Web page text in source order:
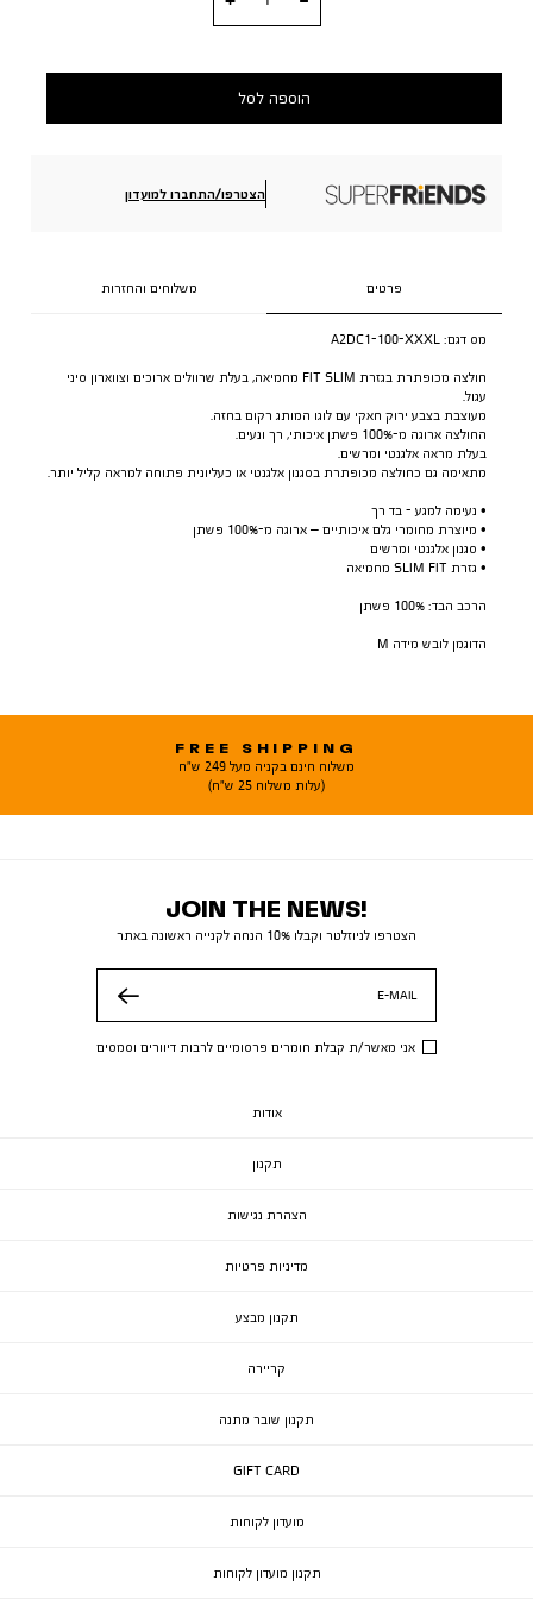
הוספה לסל
הצטרפו/התחברו למועדון
פרטים משלוחים והחזרות
מס דגם: A2DC1-100-XXXL
חולצה מכופתרת בגזרת FIT SLIM מחמיאה, בעלת שרוולים ארוכים וצווארון סיני
עגול.
מעוצבת בצבע ירוק חאקי עם לוגו המותג רקום בחזה.
החולצה ארוגה מ-100% פשתן איכותי, רך ונעים.
בעלת מראה אלגנטי ומרשים.
מתאימה גם כחולצה מכופתרת בסגנון אלגנטי או כעליונית פתוחה למראה קליל יותר.
• נעימה למגע - בד רך
• מיוצרת מחומרי גלם איכותיים – ארוגה מ-100% פשתן
• סגנון אלגנטי ומרשים
• גזרת SLIM FIT מחמיאה
הרכב הבד: 100% פשתן
הדוגמן לובש מידה M
FREE SHIPPING
משלוח חינם בקניה מעל 249 ש"ח
(עלות משלוח 25 ש"ח)
JOIN THE NEWS!
הצטרפו לניוזלטר וקבלו 10% הנחה לקנייה ראשונה באתר
E-MAIL
אני מאשר/ת קבלת חומרים פרסומיים לרבות דיוורים וסמסים
אודות
תקנון
הצהרת נגישות
מדיניות פרטיות
תקנון מבצע
קריירה
תקנון שובר מתנה
GIFT CARD
מועדון לקוחות
תקנון מועדון לקוחות